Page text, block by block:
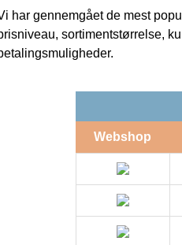
har gennemgået de mest
sortimentstørrelse,
Webshop